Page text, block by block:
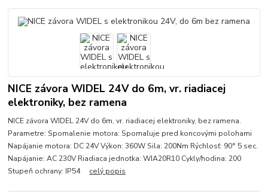
NICE závora WIDEL 24V do 6m, vr. riadiacej
elektroniky, bez ramena
NICE závora WIDEL 24V do 6m, vr. riadiacej elektroniky, bez ramena.
Parametre: Spomalenie motora: Spomaľuje pred koncovými polohami
Napájanie motora: DC 24V Výkon: 360W Sila: 200Nm Rýchlosť: 90° 5 sec.
Napájanie: AC 230V Riadiaca jednotka: WIA20R10 Cykly/hodina: 200
Stupeň ochrany: IP54 celý popis